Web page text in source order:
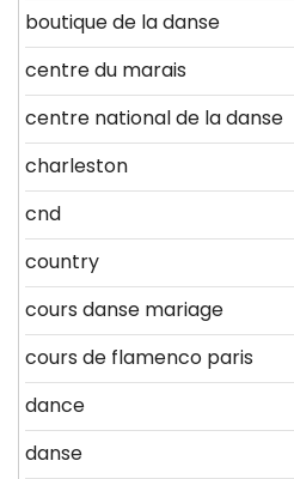
boutique de la danse
centre du marais
centre national de la danse
charleston
cnd
country
cours danse mariage
cours de flamenco paris
dance
danse